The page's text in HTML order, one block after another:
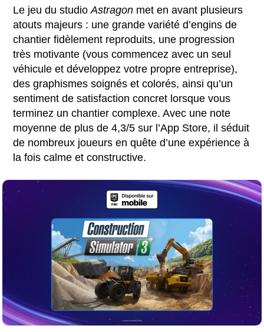
Le jeu du studioAstragon met en avant plusieurs
atouts majeurs : une grande variété d’engins de
chantier fidèlement reproduits, une progression
très motivante (vous commencez avec un seul
véhicule et développez votre propre entreprise),
des graphismes soignés et colorés, ainsi qu’un
sentiment de satisfaction concret lorsque vous
terminez un chantier complexe. Avec une note
moyenne de plus de 4,3/5 sur l’App Store, il séduit
de nombreux joueurs en quête d’une expérience à
la fois calme et constructive.